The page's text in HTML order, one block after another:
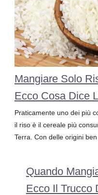
Mangiare Solo
Ecco Cosa Dice
Praticamente uno dei più
il riso è il cereale più
Terra. Con delle origini ben
Quando
Ecco Il Trucco